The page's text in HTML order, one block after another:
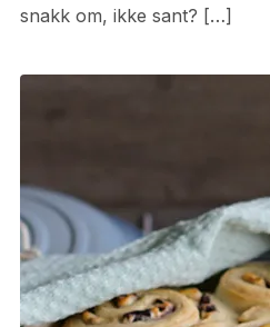
snakk om, ikke sant? […]